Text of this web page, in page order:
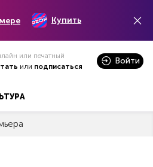
Купить
или печатный
или подписаться
Войти